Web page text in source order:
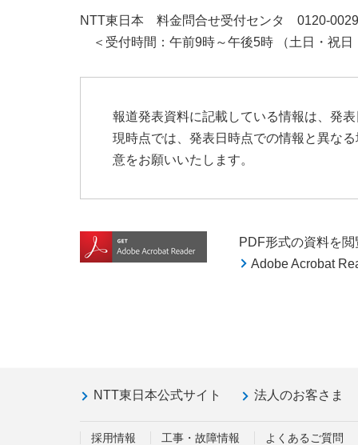
NTT東日本 料金問合せ受付センタ 0120-
＜受付時間：午前9時～午後5時 （土日・祝
報道発表資料に記載している情報は、発
現時点では、発表日時点での情報と異な
意をお願いいたします。
PDF形式の資料を
Adobe Acrobat
NTT東日本公式サイト 法人のお客さま
採用情報 工事・故障情報 よくあるご質問